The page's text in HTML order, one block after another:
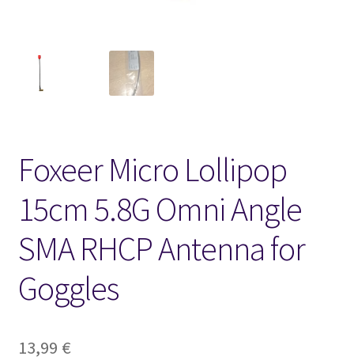
Kassa
Yhteystiedot
Foxeer Micro Lollipop
15cm 5.8G Omni Angle
SMA RHCP Antenna for
Goggles
13,99 €